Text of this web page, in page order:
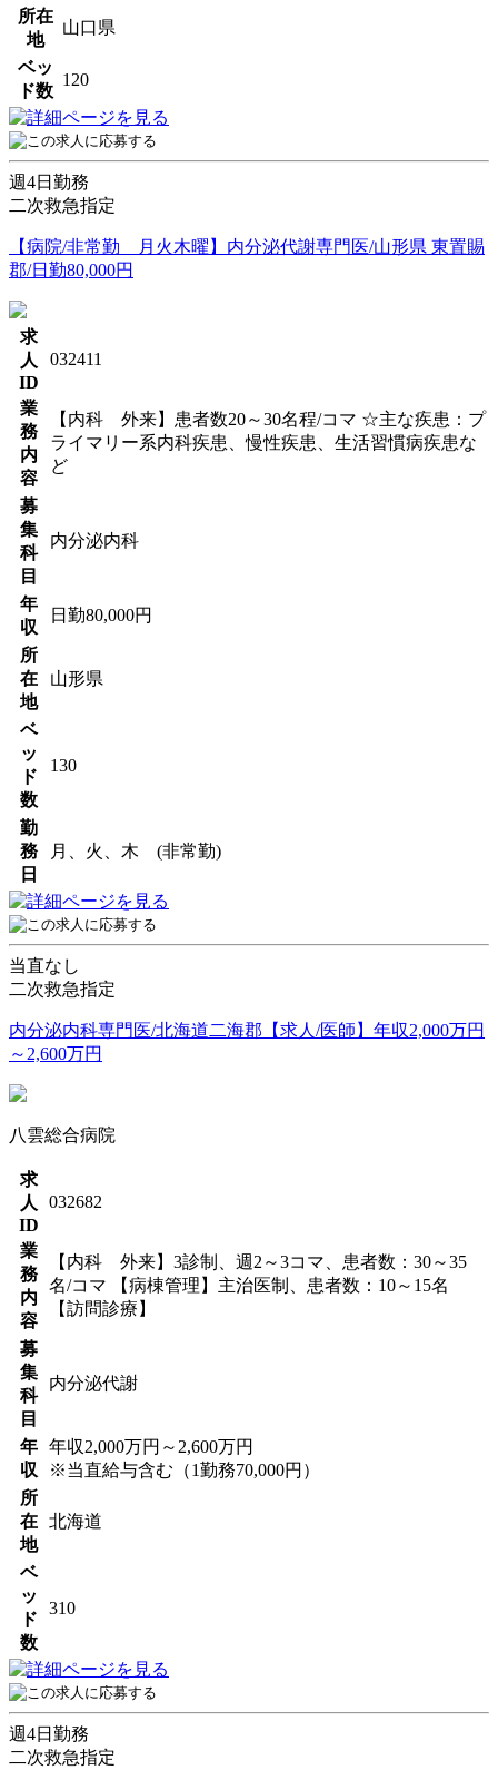
所在
地
山口県
ベッ
ド数
120
週4日勤務
二次救急指定
【病院/非常勤 月火木曜】内分泌代謝専門医/山形県 東置賜
郡/日勤80,000円
求
人
ID
032411
業
務
内
容
【内科 外来】患者数20～30名程/コマ ☆主な疾患：プ
ライマリー系内科疾患、慢性疾患、生活習慣病疾患な
ど
募
集
科
目
内分泌内科
年
収
日勤80,000円
所
在
地
山形県
ベ
ッ
ド
数
130
勤
務
日
月、火、木 (非常勤)
当直なし
二次救急指定
内分泌内科専門医/北海道二海郡【求人/医師】年収2,000万円
～2,600万円
八雲総合病院
求
人
ID
032682
業
務
内
容
【内科 外来】3診制、週2～3コマ、患者数：30～35
名/コマ 【病棟管理】主治医制、患者数：10～15名
【訪問診療】
募
集
科
目
内分泌代謝
年
収
年収2,000万円～2,600万円
※当直給与含む（1勤務70,000円）
所
在
地
北海道
ベ
ッ
ド
数
310
週4日勤務
二次救急指定